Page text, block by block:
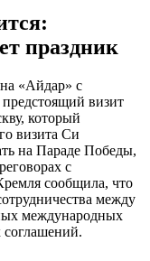
праздник
«Айдар» с
визит
который
визита Си
на Параде Победы,
с
сообщила, что
между
международных